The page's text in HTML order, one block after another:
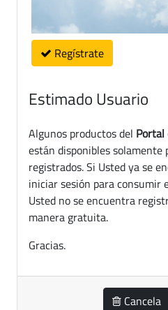
Regístrate
Estimado Usuario
Algunos productos del Portal
están disponibles solamente
registrados. Si Usted ya se
iniciar sesión para consumir
Usted no se encuentra
manera gratuita.
Gracias.
Cancela